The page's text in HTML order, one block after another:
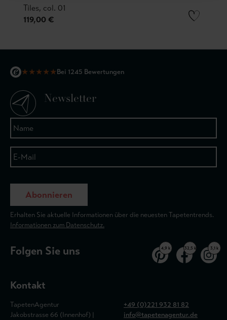
Tiles, col. 01
119,00 €
★★★★★Bei 1245 Bewertungen
Newsletter
Abonnieren
Erhalten Sie aktuelle Informationen über die neuesten Tapetentrends.
Informationen zum Datenschutz.
Folgen Sie uns 4,9 k 32,5 k 3,1 k
Kontakt
TapetenAgentur
Jakobstrasse 66 (Innenhof) |
+49 (0)221 932 81 82
info@tapetenagentur.de